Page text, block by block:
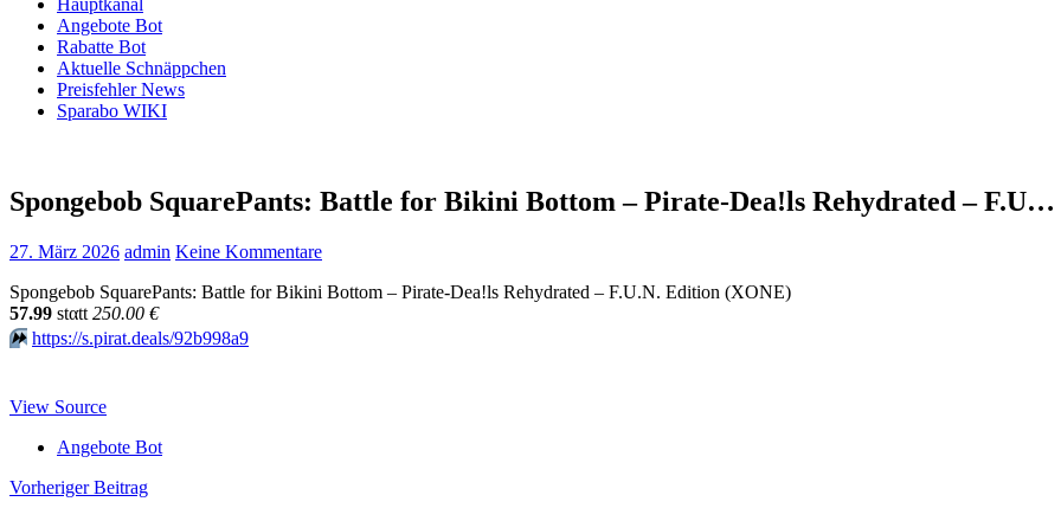
Hauptkanal
Angebote Bot
Rabatte Bot
Aktuelle Schnäppchen
Preisfehler News
Sparabo WIKI
Spongebob SquarePants: Battle for Bikini Bottom – Pirate-Dea!ls Rehydrated – F.U…
27. März 2026 admin Keine Kommentare
Spongebob SquarePants: Battle for Bikini Bottom – Pirate-Dea!ls Rehydrated – F.U.N. Edition (XONE)
57.99 stαtt 250.00 €
⏩️ https://s.pirat.deals/92b998a9
View Source
Angebote Bot
Beitragsnavigation
Vorheriger Beitrag